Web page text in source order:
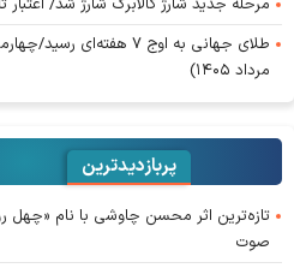
مرداد ۱۴۰۵)
پربازدیدترین
صوت